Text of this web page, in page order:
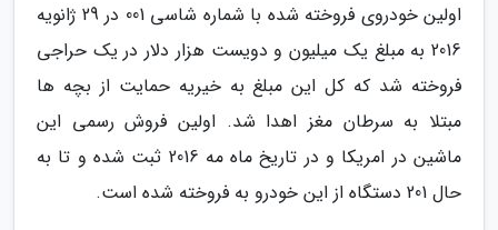
اولین خودروی فروخته شده با شماره شاسی 001 در 29 ژانویه
2016 به مبلغ یک میلیون و دویست هزار دلار در یک حراجی
فروخته شد که کل این مبلغ به خیریه حمایت از بچه ها
مبتلا به سرطان مغز اهدا شد. اولین فروش رسمی این
ماشین در امریکا و در تاریخ ماه مه 2016 ثبت شده و تا به
حال 201 دستگاه از این خودرو به فروخته شده است.